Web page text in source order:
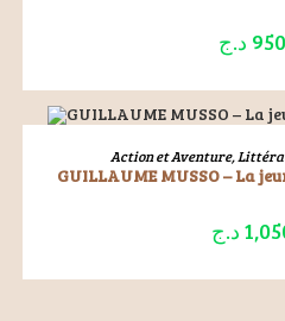
د.ج
LIRE LA
Action et Aventure,
GUILLAUME MUSSO – La
د.ج